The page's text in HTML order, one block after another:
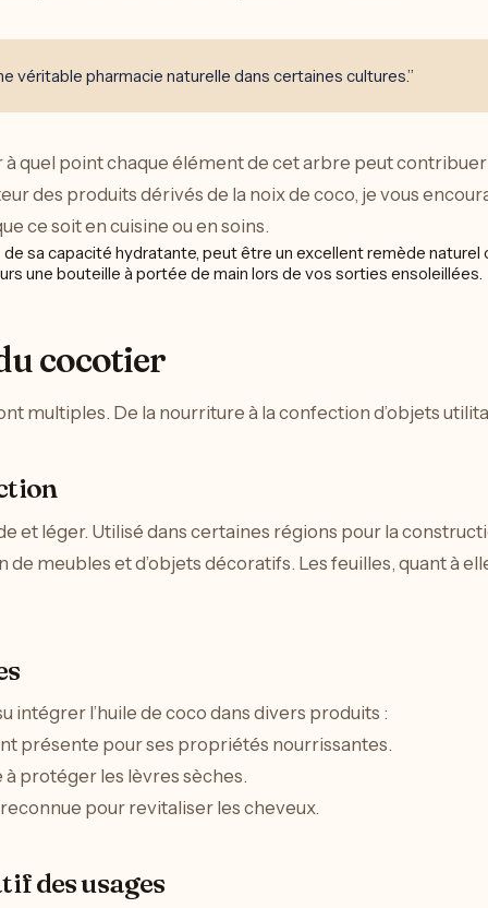
véritable pharmacie naturelle dans certaines cultures.”
quel point chaque élément de cet arbre peut
des produits dérivés de la noix de coco, je vous
ce soit en cuisine ou en soins.
de sa capacité hydratante, peut être un excellent remède
une bouteille à portée de main lors de vos sorties ensoleillées.
cocotier
multiples. De la nourriture à la confection d’objets
et léger. Utilisé dans certaines régions pour la
meubles et d’objets décoratifs. Les feuilles, quant à
intégrer l’huile de coco dans divers produits :
présente pour ses propriétés nourrissantes.
à protéger les lèvres sèches.
pour revitaliser les cheveux.
des usages